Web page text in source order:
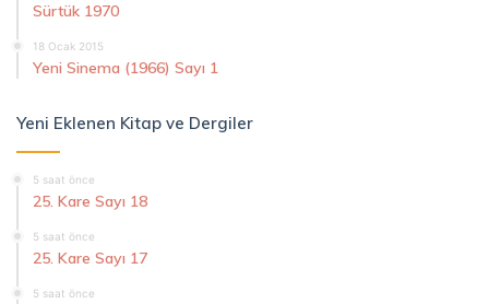
Sürtük 1970
18 Ocak 2015
Yeni Sinema (1966) Sayı 1
Yeni Eklenen Kitap ve Dergiler
5 saat önce
25. Kare Sayı 18
5 saat önce
25. Kare Sayı 17
5 saat önce